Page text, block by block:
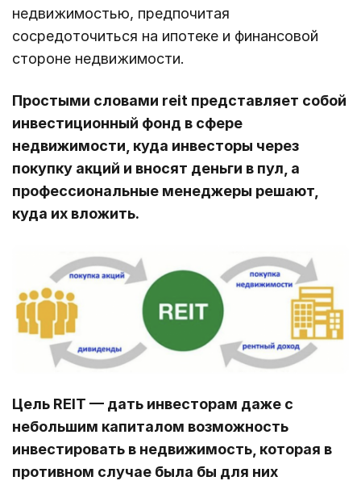
недвижимостью, предпочитая
сосредоточиться на ипотеке и финансовой
стороне недвижимости.
Простыми словами reit представляет собой
инвестиционный фонд в сфере
недвижимости, куда инвесторы через
покупку акций и вносят деньги в пул, а
профессиональные менеджеры решают,
куда их вложить.
Цель REIT — дать инвесторам даже с
небольшим капиталом возможность
инвестировать в недвижимость, которая в
противном случае была бы для них